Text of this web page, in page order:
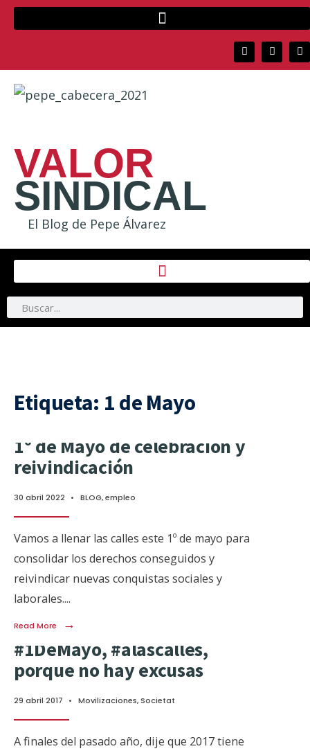
VALOR
SINDICAL
El Blog de Pepe Álvarez
Etiqueta: 1 de Mayo
1º de Mayo de celebración y
reivindicación
30 abril 2022 • BLOG,empleo
Vamos a llenar las calles este 1º de mayo para
consolidar los derechos conseguidos y
reivindicar nuevas conquistas sociales y
laborales....
Read More →
#1DeMayo, #alascalles,
porque no hay excusas
29 abril 2017 • Movilizaciones,Societat
A finales del pasado año, dije que 2017 tiene